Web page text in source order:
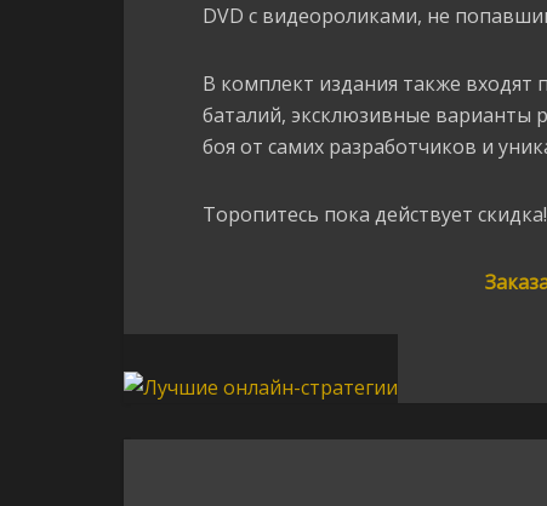
DVD с видеороликами, не
В комплект издания также входят
баталий, эксклюзивные варианты
боя от самих разработчиков и
Торопитесь пока действует